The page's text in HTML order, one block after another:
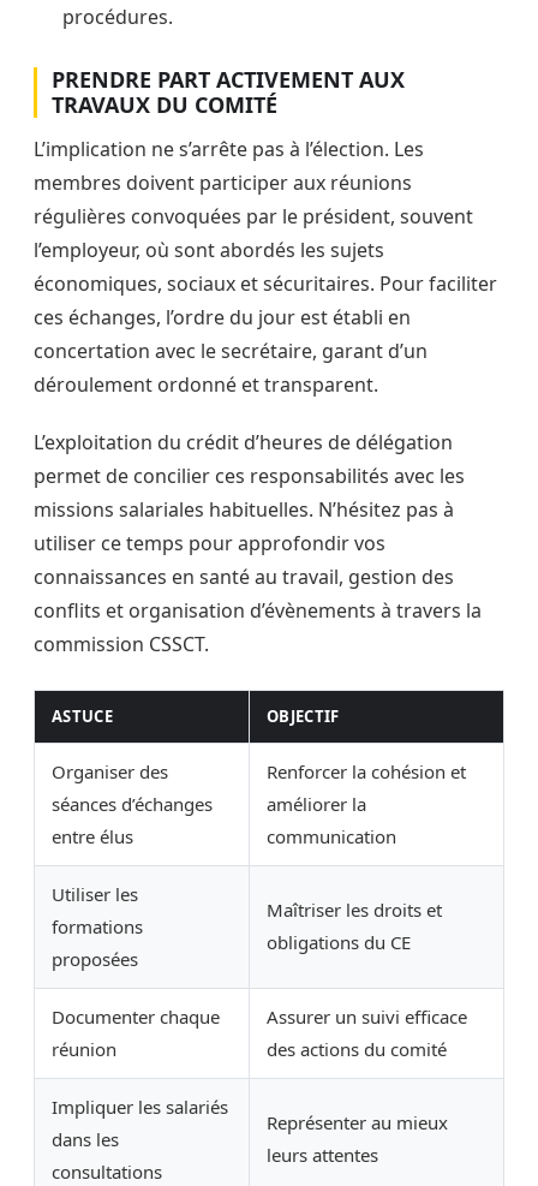
procédures.
PRENDRE PART ACTIVEMENT AUX
TRAVAUX DU COMITÉ
L’implication ne s’arrête pas à l’élection. Les
membres doivent participer aux réunions
régulières convoquées par le président, souvent
l’employeur, où sont abordés les sujets
économiques, sociaux et sécuritaires. Pour faciliter
ces échanges, l’ordre du jour est établi en
concertation avec le secrétaire, garant d’un
déroulement ordonné et transparent.
L’exploitation du crédit d’heures de délégation
permet de concilier ces responsabilités avec les
missions salariales habituelles. N’hésitez pas à
utiliser ce temps pour approfondir vos
connaissances en santé au travail, gestion des
conflits et organisation d’évènements à travers la
commission CSSCT.
ASTUCE OBJECTIF
Organiser des
séances d’échanges
entre élus
Renforcer la cohésion et
améliorer la
communication
Utiliser les
formations
proposées
Maîtriser les droits et
obligations du CE
Documenter chaque
réunion
Assurer un suivi efficace
des actions du comité
Impliquer les salariés
dans les
consultations
Représenter au mieux
leurs attentes